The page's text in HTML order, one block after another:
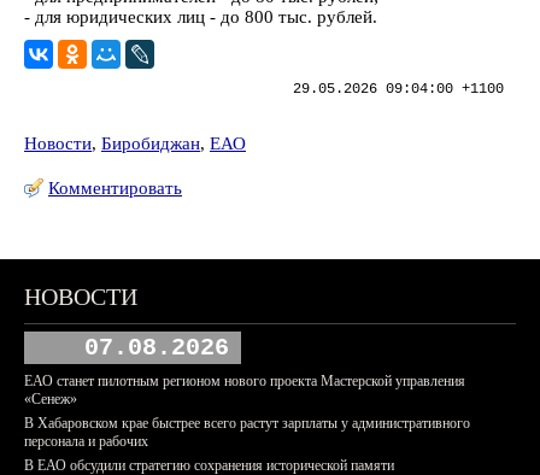
- для юридических лиц - до 800 тыс. рублей.
29.05.2026 09:04:00 +1100
Новости, Биробиджан, ЕАО
Комментировать
НОВОСТИ
07.08.2026
ЕАО станет пилотным регионом нового проекта Мастерской управления
«Сенеж»
В Хабаровском крае быстрее всего растут зарплаты у административного
персонала и рабочих
В ЕАО обсудили стратегию сохранения исторической памяти